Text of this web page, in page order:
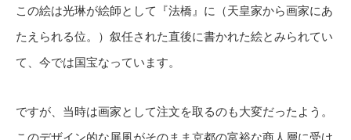
この絵は光琳が絵師として『法橋』に（天皇家から画家にあ
たえられる位。）叙任された直後に書かれた絵とみられてい
て、今では国宝なっています。
ですが、当時は画家として注文を取るのも大変だったよう。